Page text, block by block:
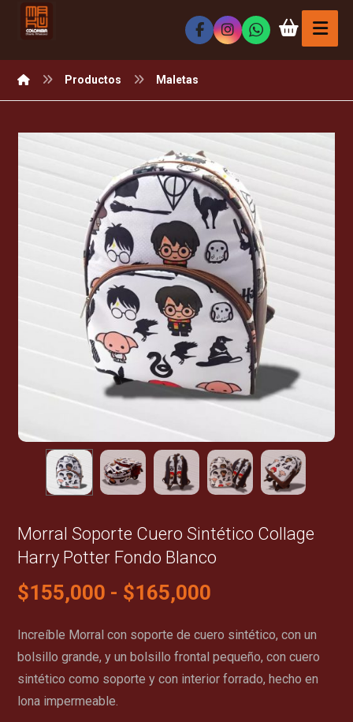
Productos Maletas
Morral Soporte Cuero Sintético Collage
Harry Potter Fondo Blanco
$155,000 - $165,000
Increíble Morral con soporte de cuero sintético, con un
bolsillo grande, y un bolsillo frontal pequeño, con cuero
sintético como soporte y con interior forrado, hecho en
lona impermeable.